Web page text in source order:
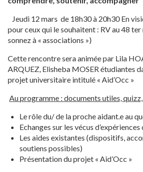
Jeudi 12 mars de 18h30 à 20h30 En
pour ceux qui le souhaitent : RV au 48 ter
sonnez à « associations »)
Cette rencontre sera animée par Lila
ARQUEZ, Elisheba MOSER étudiantes
projet universitaire intitulé « Aid’Occ »
Au programme : documents utiles,
Le rôle du/ de la proche aidant.e au
Echanges sur les vécus
Les aides existantes (dispositifs,
soutiens possibles)
Présentation du projet « Aid’Occ »